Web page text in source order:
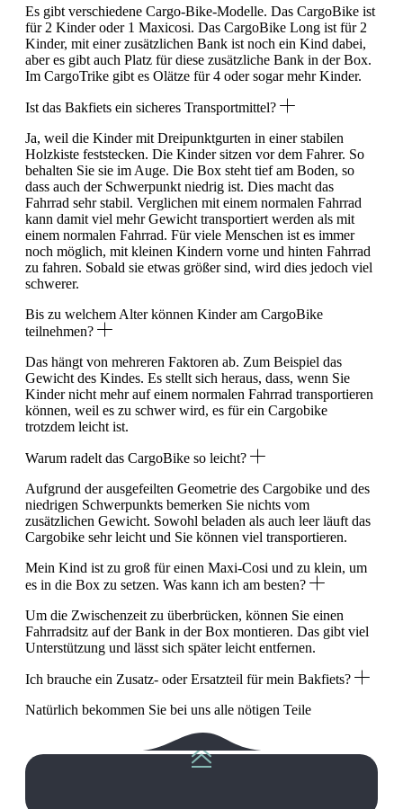
Es gibt verschiedene Cargo-Bike-Modelle. Das CargoBike ist
für 2 Kinder oder 1 Maxicosi. Das CargoBike Long ist für 2
Kinder, mit einer zusätzlichen Bank ist noch ein Kind dabei,
aber es gibt auch Platz für diese zusätzliche Bank in der Box.
Im CargoTrike gibt es Olätze für 4 oder sogar mehr Kinder.
Ist das Bakfiets ein sicheres Transportmittel?
Ja, weil die Kinder mit Dreipunktgurten in einer stabilen
Holzkiste feststecken. Die Kinder sitzen vor dem Fahrer. So
behalten Sie sie im Auge. Die Box steht tief am Boden, so
dass auch der Schwerpunkt niedrig ist. Dies macht das
Fahrrad sehr stabil. Verglichen mit einem normalen Fahrrad
kann damit viel mehr Gewicht transportiert werden als mit
einem normalen Fahrrad. Für viele Menschen ist es immer
noch möglich, mit kleinen Kindern vorne und hinten Fahrrad
zu fahren. Sobald sie etwas größer sind, wird dies jedoch viel
schwerer.
Bis zu welchem Alter können Kinder am CargoBike
teilnehmen?
Das hängt von mehreren Faktoren ab. Zum Beispiel das
Gewicht des Kindes. Es stellt sich heraus, dass, wenn Sie
Kinder nicht mehr auf einem normalen Fahrrad transportieren
können, weil es zu schwer wird, es für ein Cargobike
trotzdem leicht ist.
Warum radelt das CargoBike so leicht?
Aufgrund der ausgefeilten Geometrie des Cargobike und des
niedrigen Schwerpunkts bemerken Sie nichts vom
zusätzlichen Gewicht. Sowohl beladen als auch leer läuft das
Cargobike sehr leicht und Sie können viel transportieren.
Mein Kind ist zu groß für einen Maxi-Cosi und zu klein, um
es in die Box zu setzen. Was kann ich am besten?
Um die Zwischenzeit zu überbrücken, können Sie einen
Fahrradsitz auf der Bank in der Box montieren. Das gibt viel
Unterstützung und lässt sich später leicht entfernen.
Ich brauche ein Zusatz- oder Ersatzteil für mein Bakfiets?
Natürlich bekommen Sie bei uns alle nötigen Teile